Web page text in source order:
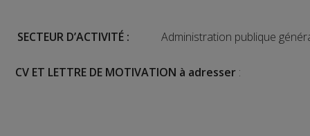
SECTEUR D’ACTIVITÉ : Administration publique
CV ET LETTRE DE MOTIVATION à adresser :